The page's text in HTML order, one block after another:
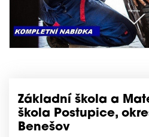
Základní škola a
škola Postupice,
Benešov